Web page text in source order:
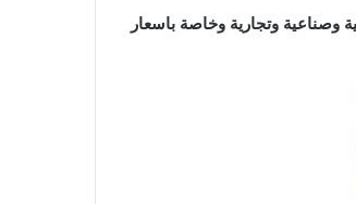
وتجارية وخاصة باسعار